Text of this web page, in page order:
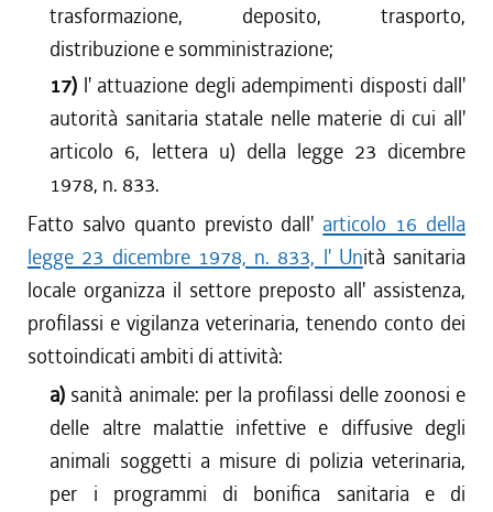
trasformazione, deposito, trasporto,
distribuzione e somministrazione;
17) l' attuazione degli adempimenti disposti dall'
autorità sanitaria statale nelle materie di cui all'
articolo 6, lettera u) della legge 23 dicembre
1978, n. 833.
Fatto salvo quanto previsto dall' articolo 16 della
legge 23 dicembre 1978, n. 833, l' Unità sanitaria
locale organizza il settore preposto all' assistenza,
profilassi e vigilanza veterinaria, tenendo conto dei
sottoindicati ambiti di attività:
a) sanità animale: per la profilassi delle zoonosi e
delle altre malattie infettive e diffusive degli
animali soggetti a misure di polizia veterinaria,
per i programmi di bonifica sanitaria e di